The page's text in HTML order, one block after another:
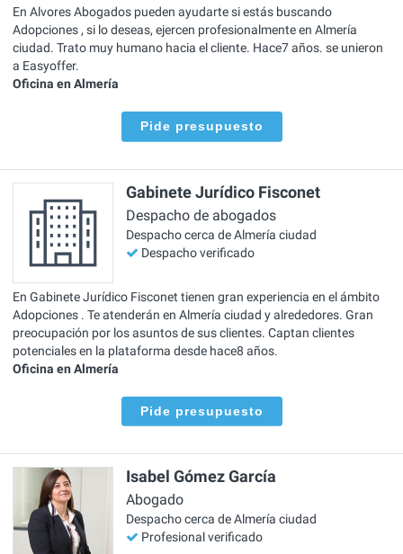
En Alvores Abogados pueden ayudarte si estás buscando
Adopciones , si lo deseas, ejercen profesionalmente en Almería
ciudad. Trato muy humano hacia el cliente. Hace7 años. se unieron
a Easyoffer.
Oficina en Almería
Pide presupuesto
Gabinete Jurídico Fisconet
Despacho de abogados
Despacho cerca de Almería ciudad
Despacho verificado
En Gabinete Jurídico Fisconet tienen gran experiencia en el ámbito
Adopciones . Te atenderán en Almería ciudad y alrededores. Gran
preocupación por los asuntos de sus clientes. Captan clientes
potenciales en la plataforma desde hace8 años.
Oficina en Almería
Pide presupuesto
Isabel Gómez García
Abogado
Despacho cerca de Almería ciudad
Profesional verificado